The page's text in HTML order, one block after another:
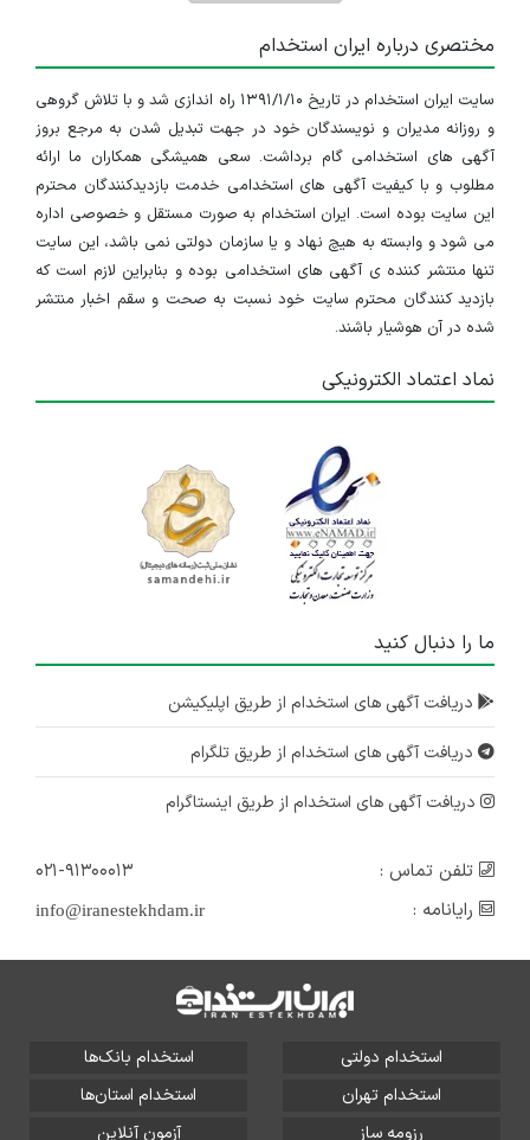
مختصری درباره ایران استخدام
سایت ایران استخدام در تاریخ ۱۳۹۱/۱/۱۰ راه اندازی شد و با تلاش گروهی
و روزانه مدیران و نویسندگان خود در جهت تبدیل شدن به مرجع بروز
آگهی های استخدامی گام برداشت. سعی همیشگی همکاران ما ارائه
مطلوب و با کیفیت آگهی های استخدامی خدمت بازدیدکنندگان محترم
این سایت بوده است. ایران استخدام به صورت مستقل و خصوصی اداره
می شود و وابسته به هیچ نهاد و یا سازمان دولتی نمی باشد، این سایت
تنها منتشر کننده ی آگهی های استخدامی بوده و بنابراین لازم است که
بازدید کنندگان محترم سایت خود نسبت به صحت و سقم اخبار منتشر
شده در آن هوشیار باشند.
نماد اعتماد الکترونیکی
ما را دنبال کنید
دریافت آگهی های استخدام از طریق اپلیکیشن
دریافت آگهی های استخدام از طریق تلگرام
دریافت آگهی های استخدام از طریق اینستاگرام
تلفن تماس :
۰۲۱-۹۱۳۰۰۰۱۳
رایانامه :
info@iranestekhdam.ir
استخدام دولتی
استخدام بانک‌ها
استخدام تهران
استخدام استان‌ها
رزومه ساز
آزمون آنلاین